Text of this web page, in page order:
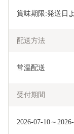
賞味期限:発送日
配送方法
常温配送
受付期間
2026-07-10～